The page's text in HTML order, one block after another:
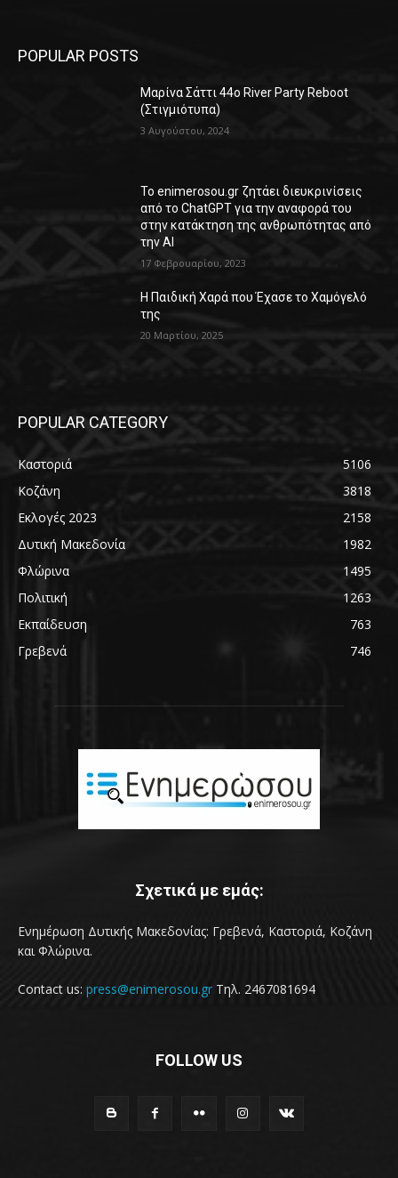
POPULAR POSTS
Μαρίνα Σάττι 44o River Party Reboot
(Στιγμιότυπα)
3 Αυγούστου, 2024
Το enimerosou.gr ζητάει διευκρινίσεις
από το ChatGPT για την αναφορά του
στην κατάκτηση της ανθρωπότητας από
την AI
17 Φεβρουαρίου, 2023
Η Παιδική Χαρά που Έχασε το Χαμόγελό
της
20 Μαρτίου, 2025
POPULAR CATEGORY
Καστοριά
5106
Κοζάνη
3818
Εκλογές 2023
2158
Δυτική Μακεδονία
1982
Φλώρινα
1495
Πολιτική
1263
Εκπαίδευση
763
Γρεβενά
746
Σχετικά με εμάς:
Ενημέρωση Δυτικής Μακεδονίας: Γρεβενά, Καστοριά, Κοζάνη
και Φλώρινα.
Contact us: press@enimerosou.gr Τηλ. 2467081694
FOLLOW US